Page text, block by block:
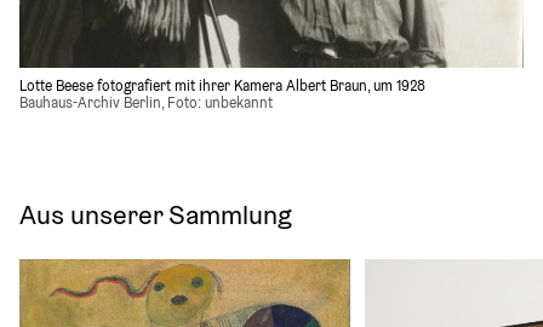
Lotte Beese fotografiert mit ihrer Kamera Albert Braun, um 1928
Bauhaus-Archiv Berlin, Foto: unbekannt
Aus unserer Sammlung